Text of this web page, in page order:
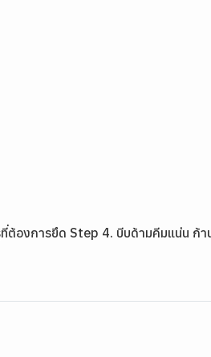
ต้องการยึด Step 4. บีบด้ามคีมแน่น ก้า